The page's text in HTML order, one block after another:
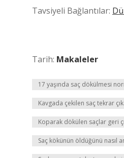
Tavsiyeli Bağlantılar:
Tarih: Makaleler
17 yaşında saç dökülmesi
Kavgada çekilen saç tekrar
Koparak dökülen saçlar geri
Saç kökünün öldüğünü nasıl